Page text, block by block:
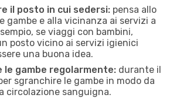
il posto in cui sedersi: pensa allo
gambe e alla vicinanza ai servizi a
se viaggi con bambini,
posto vicino ai servizi igienici
una buona idea.
le gambe regolarmente: durante il
sgranchire le gambe in modo da
circolazione sanguigna.